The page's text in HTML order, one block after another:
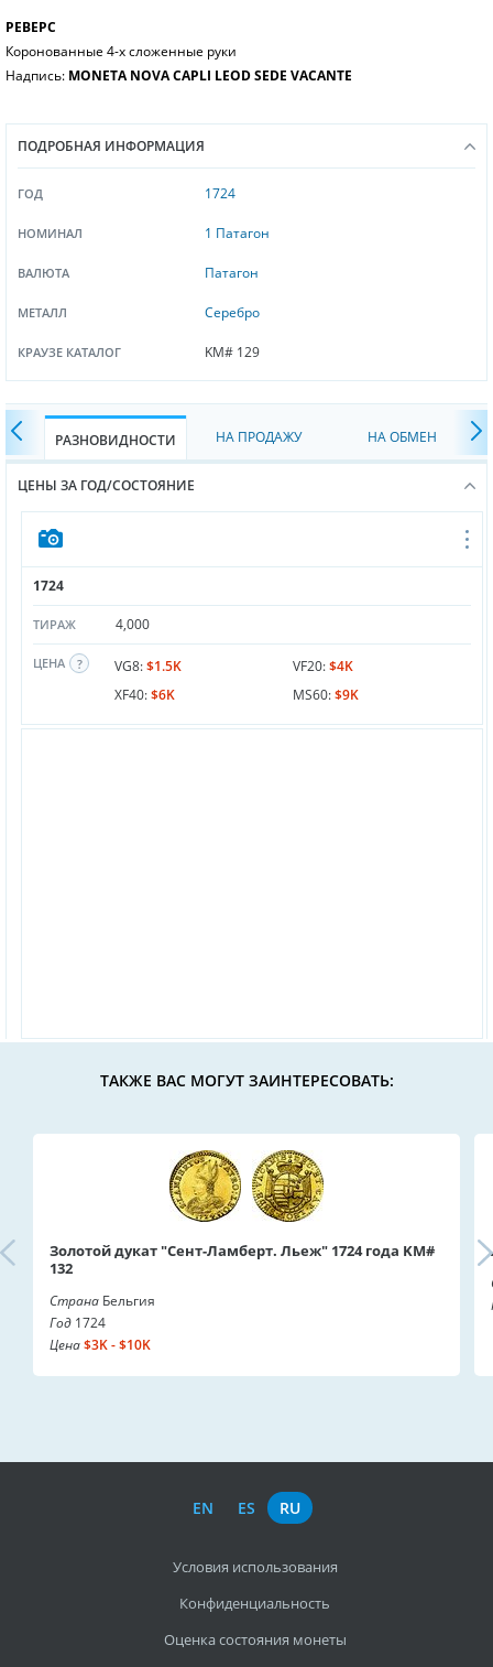
РЕВЕРС
Коронованные 4-х сложенные руки
Надпись: MONETA NOVA CAPLI LEOD SEDE VACANTE
ПОДРОБНАЯ ИНФОРМАЦИЯ
ГОД 1724
НОМИНАЛ 1 Патагон
ВАЛЮТА Патагон
МЕТАЛЛ Серебро
КРАУЗЕ КАТАЛОГ KM# 129
РАЗНОВИДНОСТИ НА ПРОДАЖУ НА ОБМЕН
ЦЕНЫ ЗА ГОД/СОСТОЯНИЕ
1724
ТИРАЖ 4,000
ЦЕНА VG8:$1.5K VF20:$4K
XF40:$6K MS60:$9K
ТАКЖЕ ВАС МОГУТ ЗАИНТЕРЕСОВАТЬ:
Золотой дукат "Сент-Ламберт. Льеж" 1724 года KM#
132
Страна Бельгия
Год 1724
Цена$3K - $10K
EN ES RU
Условия использования
Конфиденциальность
Оценка состояния монеты